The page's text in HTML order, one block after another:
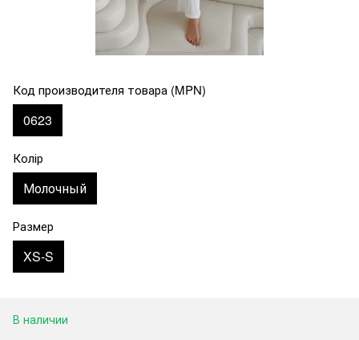
Код производителя товара (MPN)
0623
Колір
Молочный
Размер
XS-S
В наличии